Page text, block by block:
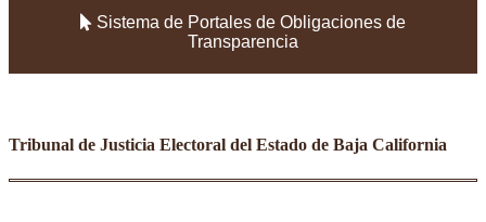
Sistema de Portales de Obligaciones de
Transparencia
Tribunal de Justicia Electoral del Estado de Baja California